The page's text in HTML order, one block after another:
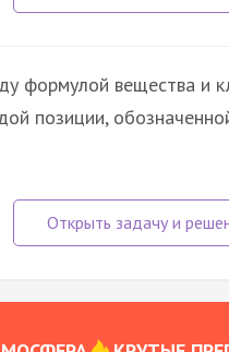
формулой вещества и
позиции,